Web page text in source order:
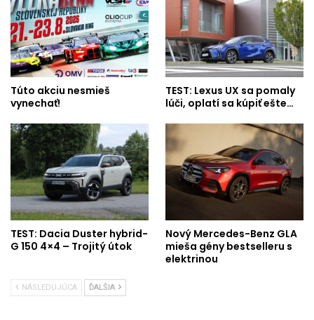
Túto akciu nesmieš
vynechať!
TEST: Lexus UX sa pomaly
lúči, oplatí sa kúpiť ešte…
TEST: Dacia Duster hybrid-
G 150 4×4 – Trojitý útok
Nový Mercedes-Benz GLA
mieša gény bestselleru s
elektrinou
NÁSLEDUJÚCA ĎALŠIA